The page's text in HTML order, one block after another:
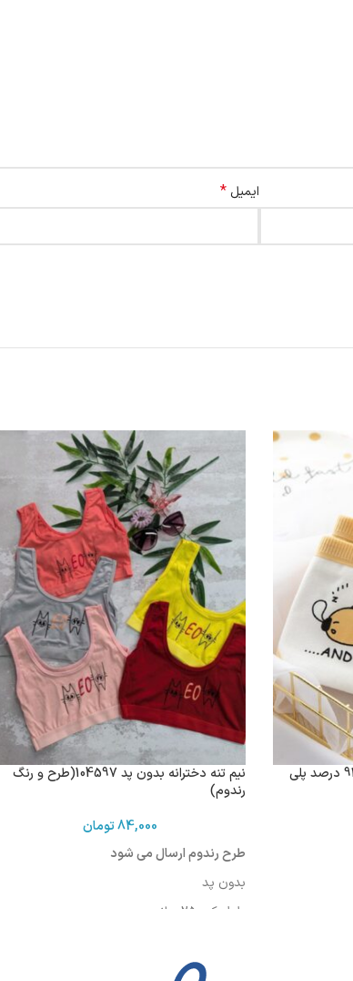
ایمیل *
شورت Pooh کد 1212( سایز XL)92 درصد پلی
نیم تنه دخترانه بدون پد 104597(طرح و رنگ
رندوم)
84,000تومان
طرح رندوم ارسال می شود
بدون پد
طول کمر:25 سانت